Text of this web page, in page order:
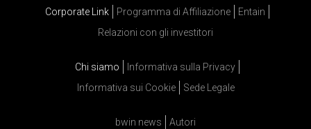
Corporate Link Programma di Affiliazione
Entain
Relazioni con gli investitori
Chi siamo
Informativa sulla Privacy
Informativa sui Cookie
Sede Legale
bwin news Autori